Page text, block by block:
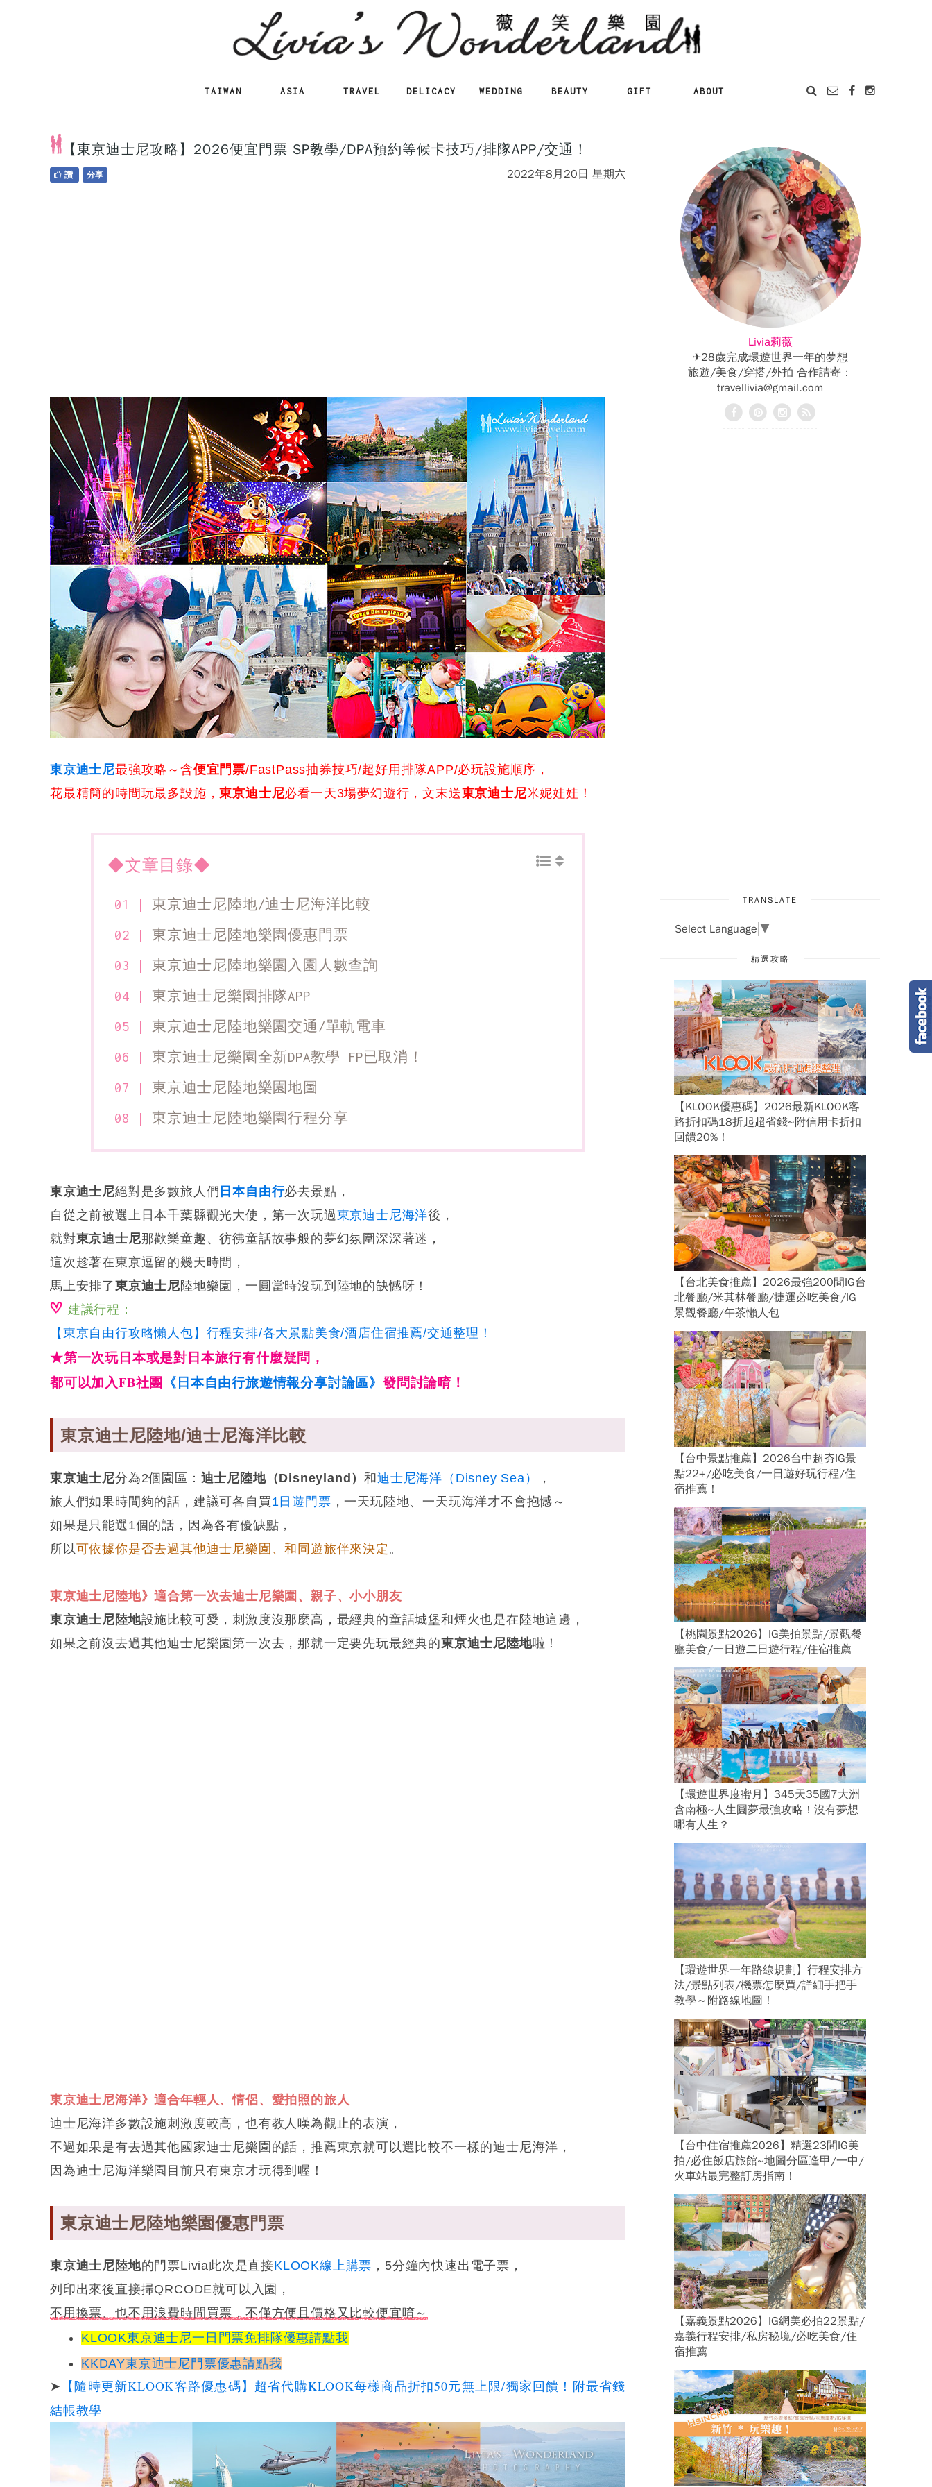
TAIWAN ASIA TRAVEL DELICACY WEDDING BEAUTY GIFT ABOUT
【東京迪士尼攻略】2026便宜門票 SP教學/DPA預約等候卡技巧/排隊APP/交通！
2022年8月20日 星期六
讚 分享
東京迪士尼最強攻略～含便宜門票/FastPass抽券技巧/超好用排隊APP/必玩設施順序，
花最精簡的時間玩最多設施，東京迪士尼必看一天3場夢幻遊行，文末送東京迪士尼米妮娃娃！
◆文章目錄◆
東京迪士尼陸地/迪士尼海洋比較
東京迪士尼陸地樂園優惠門票
東京迪士尼陸地樂園入園人數查詢
東京迪士尼樂園排隊APP
東京迪士尼陸地樂園交通/單軌電車
東京迪士尼樂園全新DPA教學 FP已取消！
東京迪士尼陸地樂園地圖
東京迪士尼陸地樂園行程分享
東京迪士尼絕對是多數旅人們 日本自由行必去景點，
自從之前被選上日本千葉縣觀光大使，第一次玩過東京迪士尼海洋後，
就對東京迪士尼那歡樂童趣、彷彿童話故事般的夢幻氛圍深深著迷，
這次趁著在東京逗留的幾天時間，
馬上安排了東京迪士尼陸地樂園，一圓當時沒玩到陸地的缺憾呀！
建議行程：
【東京自由行攻略懶人包】行程安排/各大景點美食/酒店住宿推薦/交通整理！
★第一次玩日本或是對日本旅行有什麼疑問，
都可以加入FB社團 《日本自由行旅遊情報分享討論區》發問討論唷！
東京迪士尼陸地/迪士尼海洋比較
東京迪士尼分為2個園區： 迪士尼陸地（Disneyland）和迪士尼海洋（Disney Sea）
，
旅人們如果時間夠的話，建議可各自買1日遊門票 ，一天玩陸地、一天玩海洋才不會抱憾～
如果是只能選1個的話，因為各有優缺點，
所以可依據你是否去過其他迪士尼樂園、和同遊旅伴來決定 。
東京迪士尼陸地》適合第一次去迪士尼樂園、親子、小小朋友
東京迪士尼陸地設施比較可愛，刺激度沒那麼高，最經典的童話城堡和煙火也是在陸地這邊，
如果之前沒去過其他迪士尼樂園第一次去，那就一定要先玩最經典的東京迪士尼陸地啦！
東京迪士尼海洋》適合年輕人、情侶、愛拍照的旅人
迪士尼海洋多數設施刺激度較高，也有教人嘆為觀止的表演，
不過如果是有去過其他國家迪士尼樂園的話，推薦東京就可以選比較不一樣的迪士尼海洋，
因為迪士尼海洋樂園目前只有東京才玩得到喔！
東京迪士尼陸地樂園優惠門票
東京迪士尼陸地的門票Livia此次是直接KLOOK線上購票 ，5分鐘內快速出電子票，
列印出來後直接掃QRCODE就可以入園，
不用換票、也不用浪費時間買票，不僅方便且價格又比較便宜唷～
KLOOK東京迪士尼一日門票免排隊優惠請點我
KKDAY東京迪士尼門票優惠請點我
➤
【隨時更新KLOOK客路優惠碼】超省代購KLOOK每樣商品折扣50元無上限/獨家回饋！附最省錢
結帳教學
Livia莉薇
✈28歲完成環遊世界一年的夢想
旅遊/美食/穿搭/外拍 合作請寄：
travellivia@gmail.com
TRANSLATE
Select Language ▼
精選攻略
【KLOOK優惠碼】2026最新KLOOK客
路折扣碼18折起超省錢~附信用卡折扣
回饋20%！
【台北美食推薦】2026最強200間IG台
北餐廳/米其林餐廳/捷運必吃美食/IG
景觀餐廳/午茶懶人包
【台中景點推薦】2026台中超夯IG景
點22+/必吃美食/一日遊好玩行程/住
宿推薦！
【桃園景點2026】IG美拍景點/景觀餐
廳美食/一日遊二日遊行程/住宿推薦
【環遊世界度蜜月】345天35國7大洲
含南極~人生圓夢最強攻略！沒有夢想
哪有人生？
【環遊世界一年路線規劃】行程安排方
法/景點列表/機票怎麼買/詳細手把手
教學～附路線地圖！
【台中住宿推薦2026】精選23間IG美
拍/必住飯店旅館~地圖分區逢甲/一中/
火車站最完整訂房指南！
【嘉義景點2026】IG網美必拍22景點/
嘉義行程安排/私房秘境/必吃美食/住
宿推薦